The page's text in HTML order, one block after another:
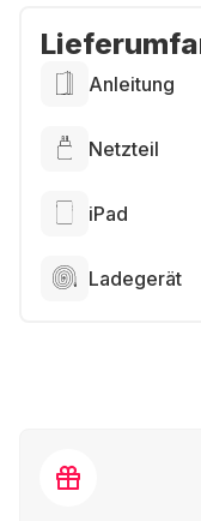
Anleitung
Netzteil
iPad
Ladegerät